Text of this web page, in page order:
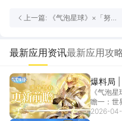
上一篇: 《气泡星球》×「努十
最新应用资讯最新应用攻
爆料局
《气泡
瞻一：世
情]
2026-